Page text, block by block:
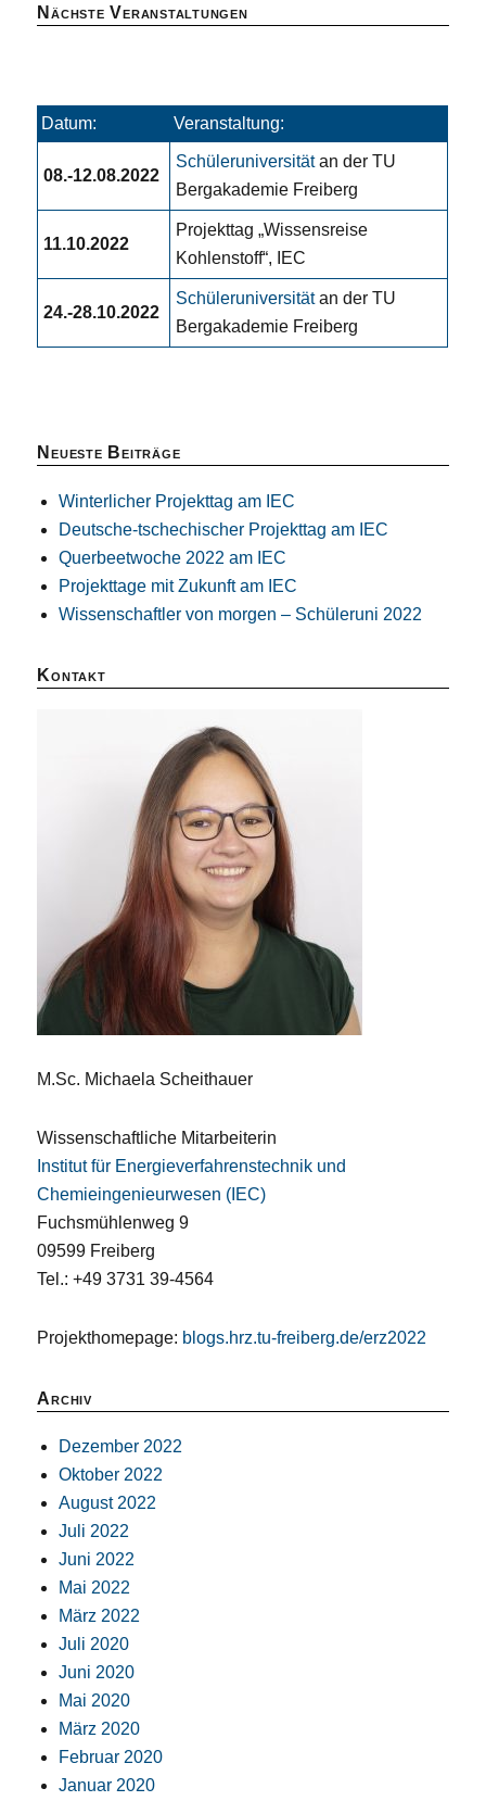
Nächste Veranstaltungen
Datum: Veranstaltung:
08.-12.08.2022
Schüleruniversitätan der TU
Bergakademie Freiberg
11.10.2022
Projekttag „Wissensreise
Kohlenstoff“, IEC
24.-28.10.2022
Schüleruniversitätan der TU
Bergakademie Freiberg
Neueste Beiträge
Winterlicher Projekttag am IEC
Deutsche-tschechischer Projekttag am IEC
Querbeetwoche 2022 am IEC
Projekttage mit Zukunft am IEC
Wissenschaftler von morgen – Schüleruni 2022
Kontakt
M.Sc. Michaela Scheithauer
Wissenschaftliche Mitarbeiterin
Institut für Energieverfahrenstechnik und
Chemieingenieurwesen (IEC)
Fuchsmühlenweg 9
09599 Freiberg
Tel.: +49 3731 39-4564
Projekthomepage: blogs.hrz.tu-freiberg.de/erz2022
Archiv
Dezember 2022
Oktober 2022
August 2022
Juli 2022
Juni 2022
Mai 2022
März 2022
Juli 2020
Juni 2020
Mai 2020
März 2020
Februar 2020
Januar 2020